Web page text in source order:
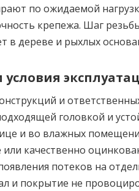
по ожидаемой
крепежа. Шаг
в дереве и рыхлых
условия
и
головкой и
и во влажных
качественно
потеков на
и покрытие не